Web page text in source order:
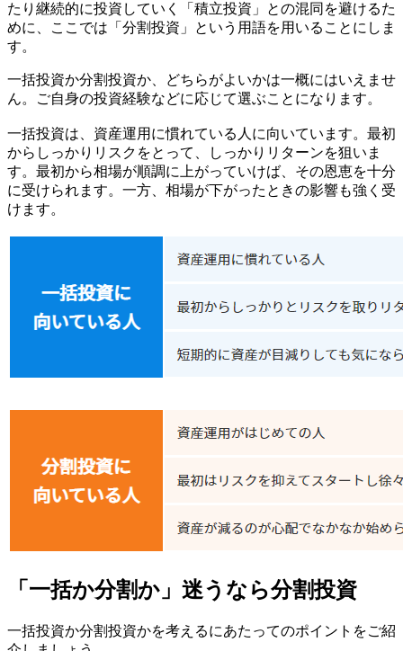
たり継続的に投資していく「積立投資」との混同を避けるた
めに、ここでは「分割投資」という用語を用いることにしま
す。
一括投資か分割投資か、どちらがよいかは一概にはいえませ
ん。ご自身の投資経験などに応じて選ぶことになります。
一括投資は、資産運用に慣れている人に向いています。最初
からしっかりリスクをとって、しっかりリターンを狙いま
す。最初から相場が順調に上がっていけば、その恩恵を十分
に受けられます。一方、相場が下がったときの影響も強く受
けます。
「一括か分割か」迷うなら分割投資
一括投資か分割投資かを考えるにあたってのポイントをご紹